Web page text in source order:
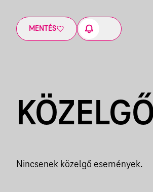
MENTÉS
Nincsenek közelgő események.